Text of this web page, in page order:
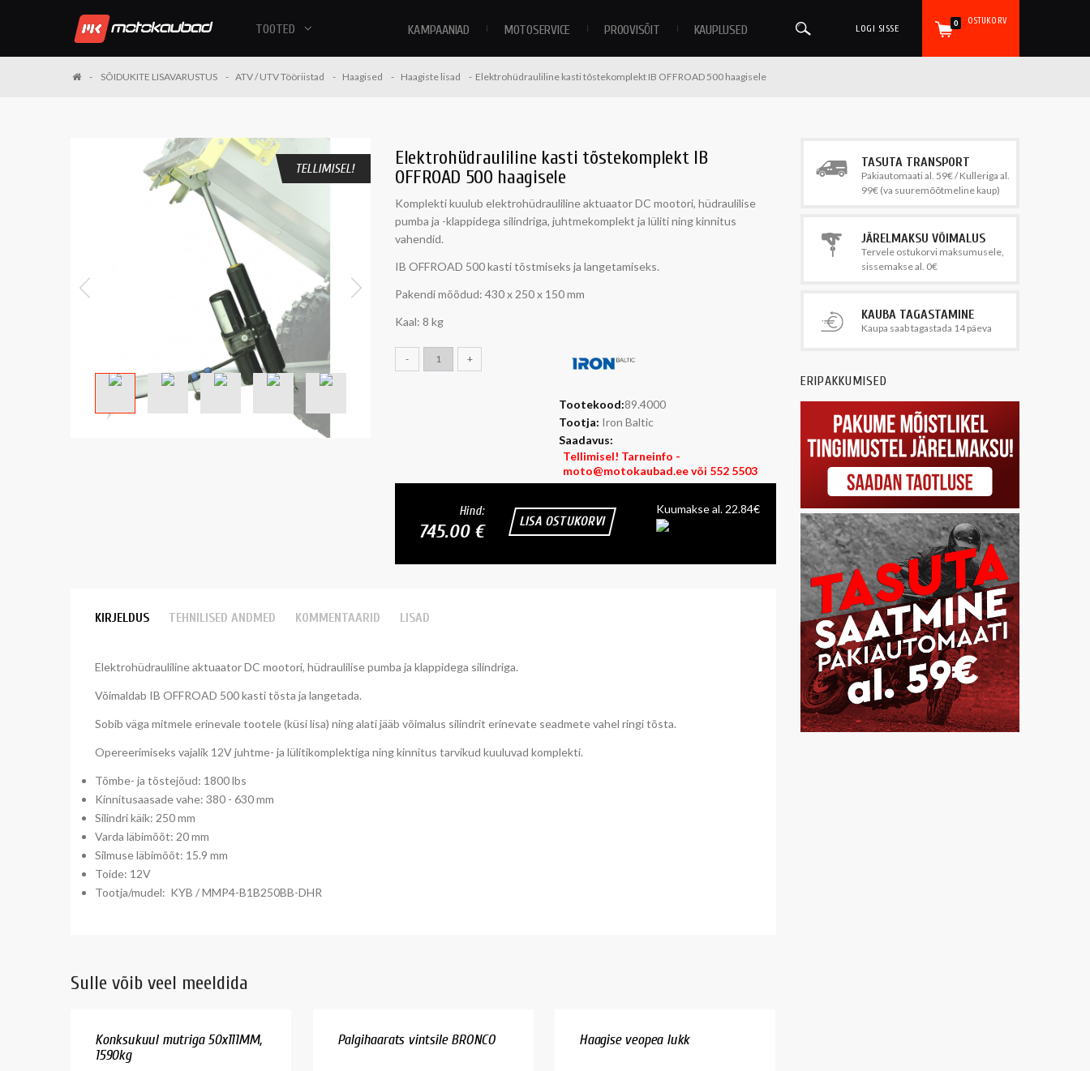
OSTUKORV
0
LOGI SISSE
KAMPAANIAD MOTOSERVICE PROOVISÕIT KAUPLUSED
TOOTED
SÕIDUKITE LISAVARUSTUS ATV / UTV Tööriistad Haagised Haagiste lisad Elektrohüdrauliline kasti tõstekomplekt IB OFFROAD 500 haagisele
TASUTA TRANSPORT
Pakiautomaati al. 59€ / Kulleriga al.
99€ (va suuremõõtmeline kaup)
JÄRELMAKSU VÕIMALUS
Tervele ostukorvi maksumusele,
sissemakse al. 0€
KAUBA TAGASTAMINE
Kaupa saab tagastada 14 päeva
ERIPAKKUMISED
TELLIMISEL!
Elektrohüdrauliline kasti tõstekomplekt IB
OFFROAD 500 haagisele
Komplekti kuulub elektrohüdrauliline aktuaator DC mootori, hüdraulilise
pumba ja -klappidega silindriga, juhtmekomplekt ja lüliti ning kinnitus
vahendid.
IB OFFROAD 500 kasti tõstmiseks ja langetamiseks.
Pakendi mõõdud: 430 x 250 x 150 mm
Kaal: 8 kg
Tootekood:89.4000
Tootja: Iron Baltic
Saadavus:
Tellimisel! Tarneinfo -
moto@motokaubad.ee või 552 5503
- +
Hind:
745.00 €
Kuumakse al. 22.84€
LISA OSTUKORVI
KIRJELDUS TEHNILISED ANDMED KOMMENTAARID LISAD
Elektrohüdrauliline aktuaator DC mootori, hüdraulilise pumba ja klappidega silindriga.
Võimaldab IB OFFROAD 500 kasti tõsta ja langetada.
Sobib väga mitmele erinevale tootele (küsi lisa) ning alati jääb võimalus silindrit erinevate seadmete vahel ringi tõsta.
Opereerimiseks vajalik 12V juhtme- ja lülitikomplektiga ning kinnitus tarvikud kuuluvad komplekti.
Tõmbe- ja tõstejõud: 1800 lbs
Kinnitusaasade vahe: 380 - 630 mm
Silindri käik: 250 mm
Varda läbimõõt: 20 mm
Silmuse läbimõõt: 15.9 mm
Toide: 12V
Tootja/mudel: KYB / MMP4-B1B250BB-DHR
Sulle võib veel meeldida
Konksukuul mutriga 50x111MM,
1590kg
Palgihaarats vintsile BRONCO Haagise veopea lukk